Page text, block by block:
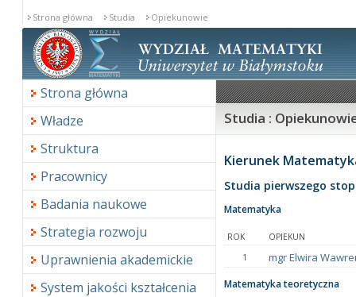
Strona główna Studia Opiekunowie
Strona główna
Władze
Struktura
Pracownicy
Badania naukowe
Strategia rozwoju
Uprawnienia akademickie
System jakości kształcenia
Studia :
Kierunek
Studia pierwszego
Matematyka
ROK
OPIEKUN
1
mgr Elwira
Matematyka teoretyczna